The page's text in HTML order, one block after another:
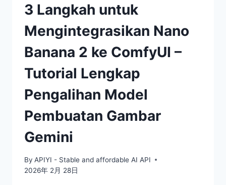
3 Langkah untuk
Mengintegrasikan Nano
Banana 2 ke ComfyUI –
Tutorial Lengkap
Pengalihan Model
Pembuatan Gambar
Gemini
By APIYI - Stable and affordable AI API
2026年 2月 28日